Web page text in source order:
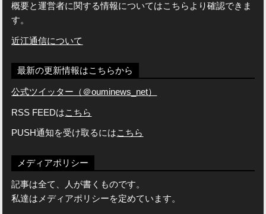
概要と運営者に関する情報についてはこちらより確認できま
す。
近江通信について
最新の更新情報はこちらから
公式ツイッター（＠ouminews_net）
RSS FEEDはこちら
PUSH通知を受け取るにはこちら
メディアポリシー
記事は全て、人が書くものです。
私達はメディアポリシーを定めています。